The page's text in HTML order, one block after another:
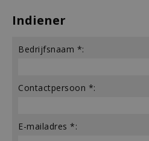
Indiener
Bedrijfsnaam *:
Contactpersoon *:
E-mailadres *: